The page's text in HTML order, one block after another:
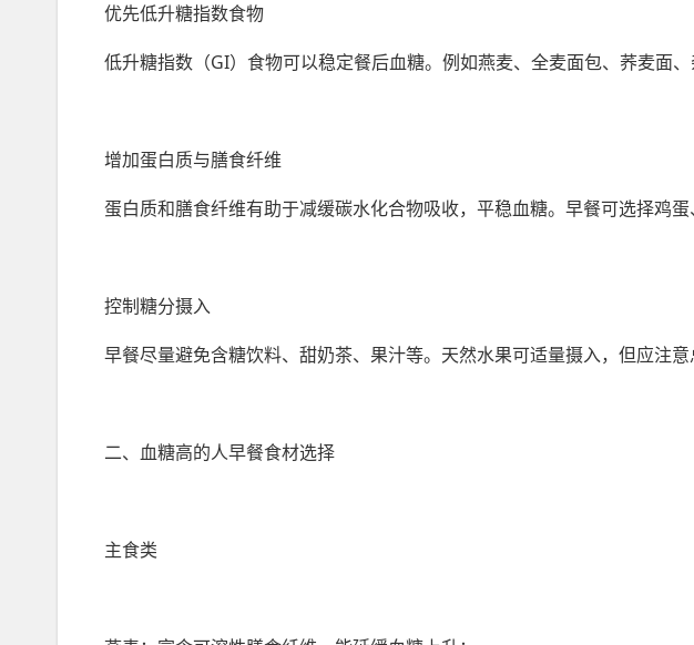
优先低升糖指数食物
低升糖指数（GI）食物可以稳定餐后血糖。例如燕麦、全麦面包、荞麦面、
增加蛋白质与膳食纤维
蛋白质和膳食纤维有助于减缓碳水化合物吸收，平稳血糖。早餐可选择鸡蛋
控制糖分摄入
早餐尽量避免含糖饮料、甜奶茶、果汁等。天然水果可适量摄入，但应注意
二、血糖高的人早餐食材选择
主食类